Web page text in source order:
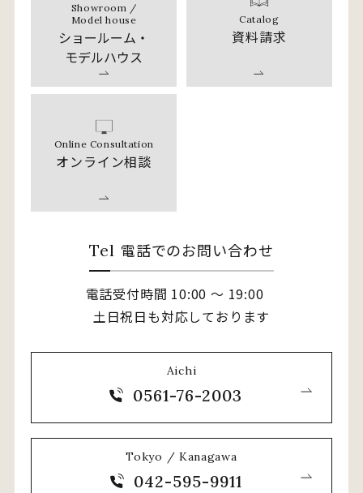
Showroom /
Model house
ショールーム・
モデルハウス
Catalog
資料請求
Online Consultation
オンライン相談
Tel 電話でのお問い合わせ
電話受付時間 10:00 〜 19:00
土日祝日も対応しております
Aichi
0561-76-2003
Tokyo / Kanagawa
042-595-9911